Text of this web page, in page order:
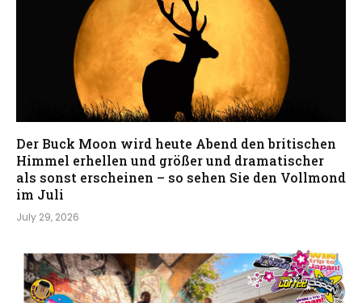
Der Buck Moon wird heute Abend den britischen
Himmel erhellen und größer und dramatischer
als sonst erscheinen – so sehen Sie den Vollmond
im Juli
July 29, 2026